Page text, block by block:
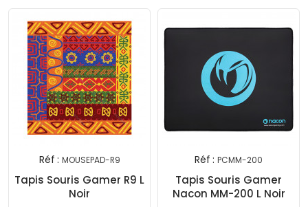
Réf : MOUSEPAD-R9
Tapis Souris Gamer R9 L
Noir
Réf : PCMM-200
Tapis Souris Gamer
Nacon MM-200 L Noir